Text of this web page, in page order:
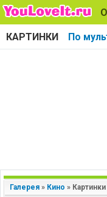
КАРТИНКИ По
Галерея » Кино » Картинки